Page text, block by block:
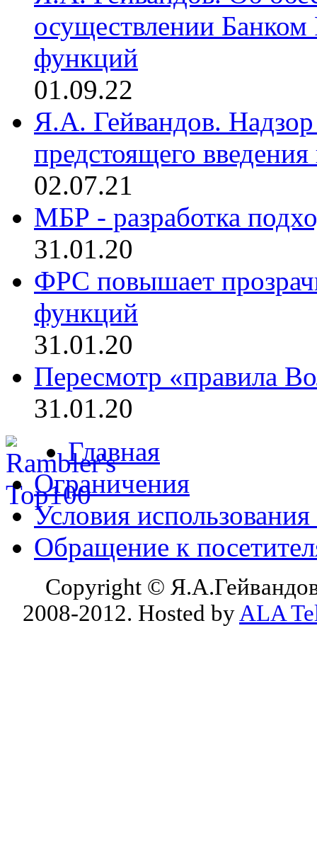
осуществлении
функций
01.09.22
Я.А. Гейвандов.
предстоящего
02.07.21
МБР - разработка
31.01.20
ФРС повышает
функций
31.01.20
Пересмотр «правила
31.01.20
Главная
Ограничения
Условия
Обращение к
Copyright ©
2008-2012. Hosted byALA